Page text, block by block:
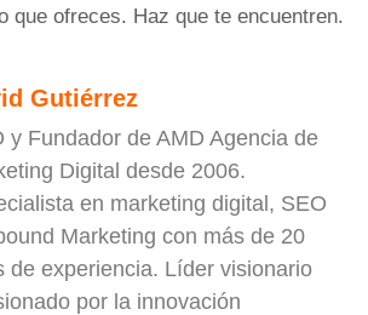
que ofreces. Haz que te encuentren.
Gutiérrez
y Fundador de AMD Agencia de
Digital desde 2006.
en marketing digital, SEO
Marketing con más de 20
de experiencia. Líder visionario
por la innovación